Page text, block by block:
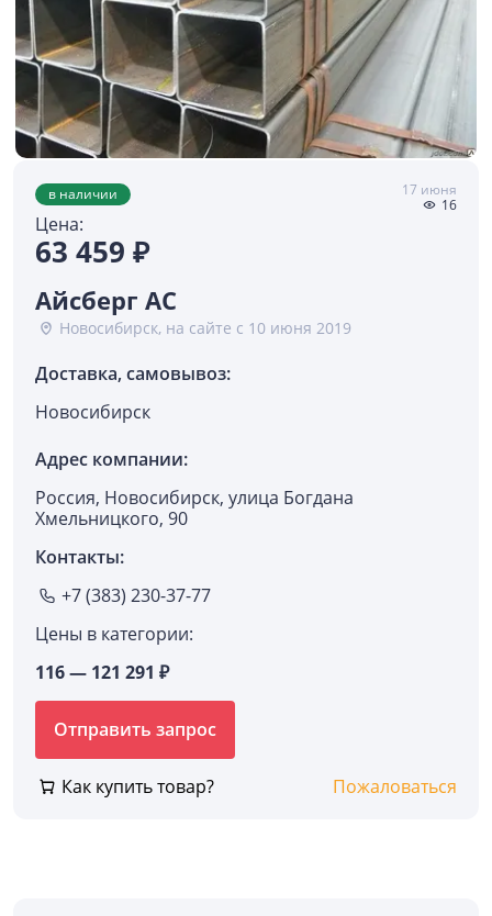
в наличии
Цена:
17 июня
16
63 459 ₽
Айсберг АС
Новосибирск, на сайте с 10 июня 2019
Доставка, самовывоз:
Новосибирск
Адрес компании:
Россия, Новосибирск, улица Богдана
Хмельницкого, 90
Контакты:
+7 (383) 230-37-77
Цены в категории:
116 — 121 291 ₽
Отправить запрос
Как купить товар? Пожаловаться